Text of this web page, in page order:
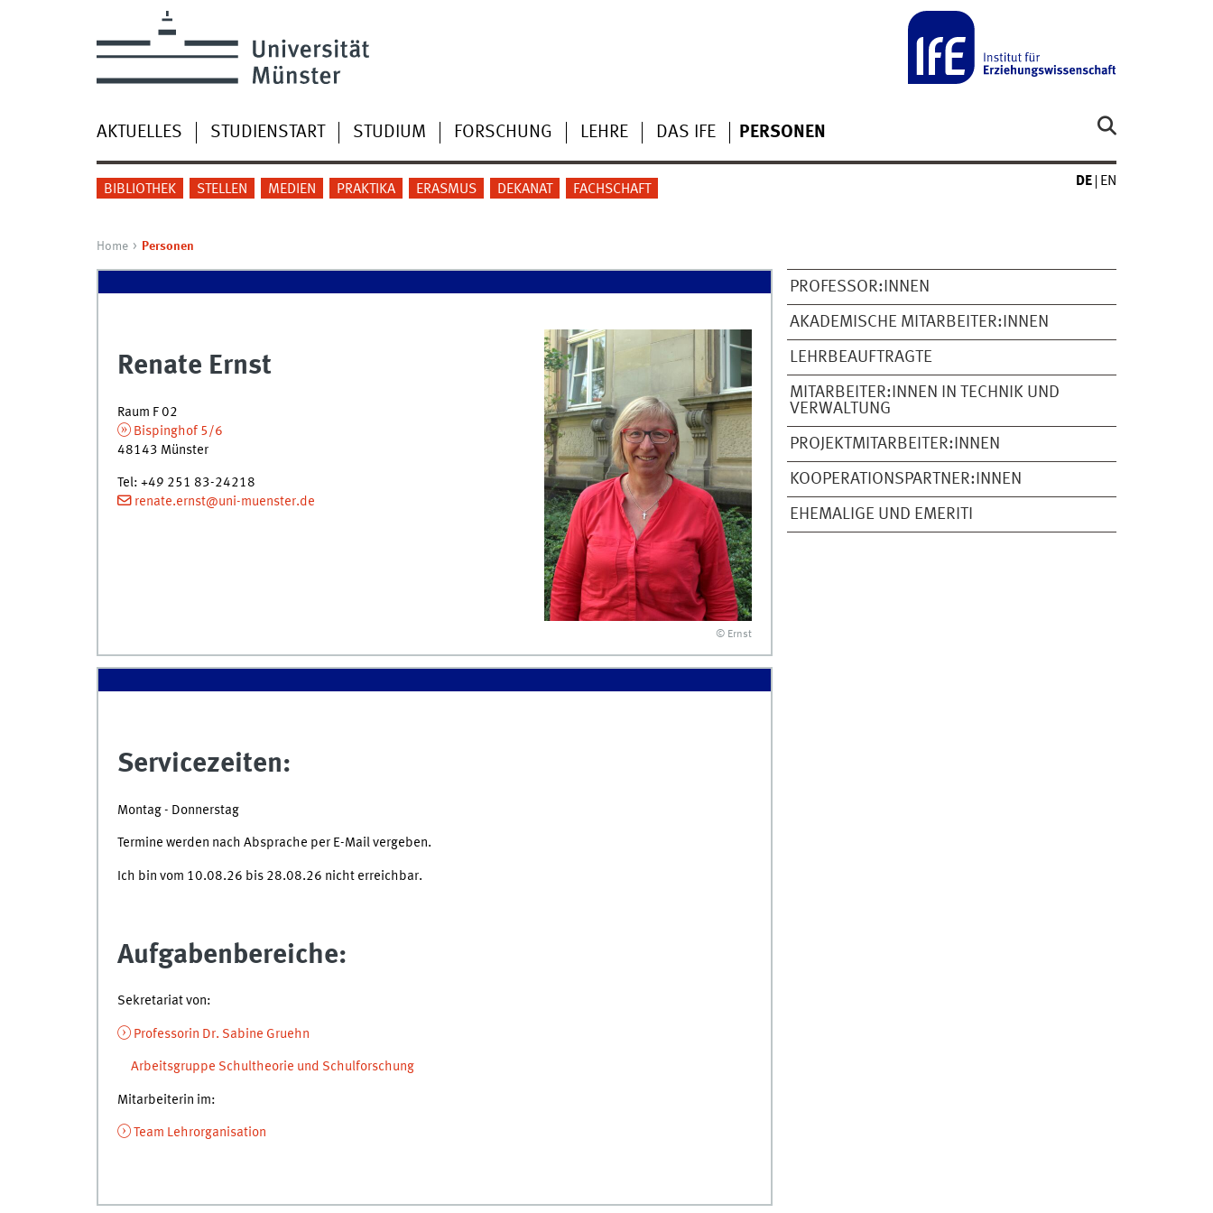
AKTUELLES STUDIENSTART STUDIUM FORSCHUNG LEHRE DAS IFE PERSONEN
BIBLIOTHEK STELLEN MEDIEN PRAKTIKA ERASMUS DEKANAT FACHSCHAFT
DE EN
Home Personen
PROFESSOR:INNEN
AKADEMISCHE MITARBEITER:INNEN
LEHRBEAUFTRAGTE
MITARBEITER:INNEN IN TECHNIK UND
VERWALTUNG
PROJEKTMITARBEITER:INNEN
KOOPERATIONSPARTNER:INNEN
EHEMALIGE UND EMERITI
© Ernst
Renate Ernst
Raum F 02
Bispinghof 5/6
48143 Münster
Tel: +49 251 83-24218
renate.ernst@uni-muenster.de
Servicezeiten:
Montag - Donnerstag
Termine werden nach Absprache per E-Mail vergeben.
Ich bin vom 10.08.26 bis 28.08.26 nicht erreichbar.
Aufgabenbereiche:
Sekretariat von:
Professorin Dr. Sabine Gruehn
Arbeitsgruppe Schultheorie und Schulforschung
Mitarbeiterin im:
Team Lehrorganisation